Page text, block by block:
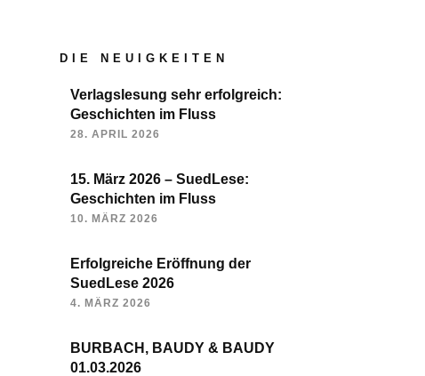
DIE NEUIGKEITEN
Verlagslesung sehr erfolgreich:
Geschichten im Fluss
28. APRIL 2026
15. März 2026 – SuedLese:
Geschichten im Fluss
10. MÄRZ 2026
Erfolgreiche Eröffnung der
SuedLese 2026
4. MÄRZ 2026
BURBACH, BAUDY & BAUDY
01.03.2026